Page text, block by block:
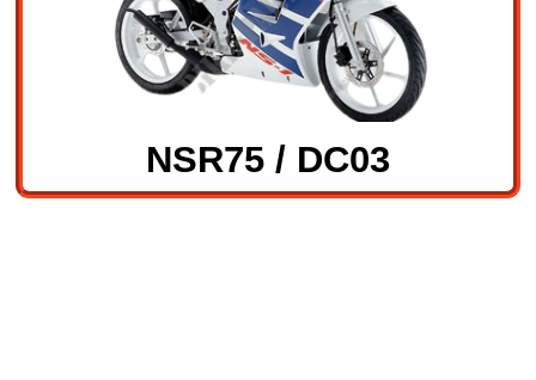
NSR75 / DC03